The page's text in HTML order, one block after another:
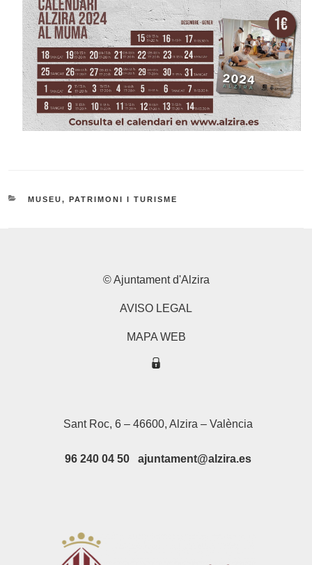
CATEGORIES
MUSEU, PATRIMONI I TURISME
© Ajuntament d'Alzira
AVISO LEGAL
MAPA WEB
Sant Roc, 6 – 46600, Alzira – València
96 240 04 50 ajuntament@alzira.es